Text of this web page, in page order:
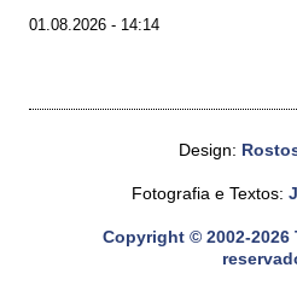
01.08.2026 - 14:14
Design:
Fotografia e Textos:
Copyright © 2002-